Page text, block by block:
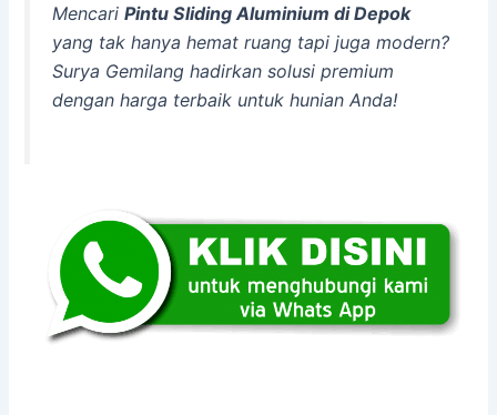
MencariPintu Sliding Aluminium di Depok
yang tak hanya hemat ruang tapi juga modern?
Surya Gemilang hadirkan solusi premium
dengan harga terbaik untuk hunian Anda!